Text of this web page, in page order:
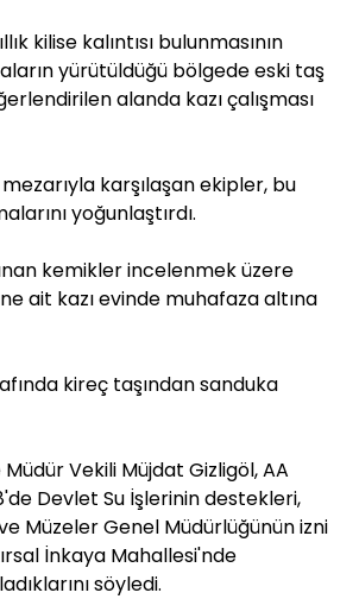
kilise kalıntısı bulunmasının
yürütüldüğü bölgede eski taş
alanda kazı çalışması
karşılaşan ekipler, bu
yoğunlaştırdı.
kemikler incelenmek üzere
ait kazı evinde muhafaza altına
kireç taşından sanduka
Vekili Müjdat Gizligöl, AA
Devlet Su İşlerinin destekleri,
Müzeler Genel Müdürlüğünün izni
İnkaya Mahallesi'nde
söyledi.